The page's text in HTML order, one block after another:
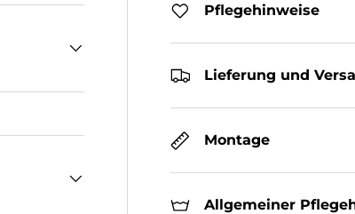
Pflegehinweise
Lieferung und
Montage
Allgemeiner